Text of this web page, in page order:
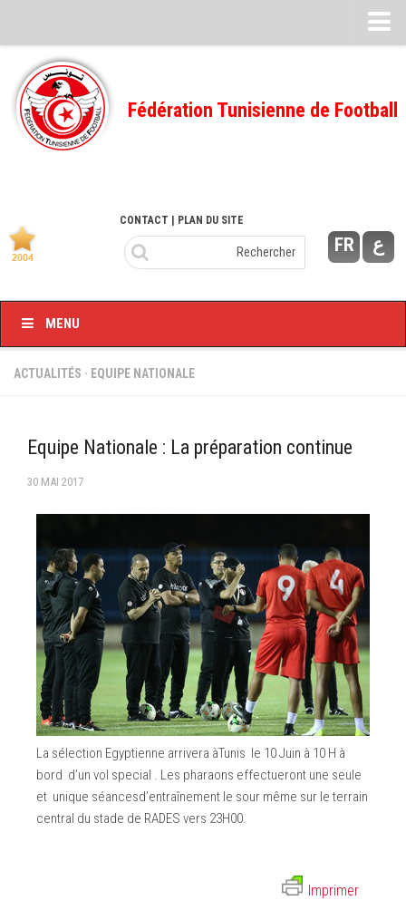
Feuille de match
FMI – 2022/2023
Ligue I – 2022/2023
Ligue I – 2020/2021
Ligue I – 2019/2020
Feuilles de match 2018/2019
Feuille de match 2017/2018
–Ligue II–
Feuille de match 2016/2017
-Ligue I-
-Ligue II-
-Ligue III-
Fédération Tunisienne de Football
FR ع
CONTACT | PLAN DU SITE
MENU
ACTUALITÉS · EQUIPE NATIONALE
Equipe Nationale : La préparation continue
30 MAI 2017
La sélection Egyptienne arrivera àTunis le 10 Juin à 10 H à
bord d’un vol special . Les pharaons effectueront une seule
et unique séancesd’entraînement le sour même sur le terrain
central du stade de RADES vers 23H00.
Imprimer